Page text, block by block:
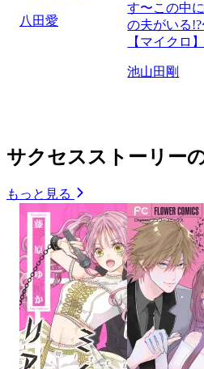
八田愛
す〜この中
の夫がいる!?
【マイクロ】
池山田剛
サクセスストーリー
もっと見る